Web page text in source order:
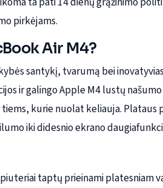
pirkėjams.
Air M4?
santykį, tvarumą bei
ir galingo Apple M4 lustų našumo
kurie nuolat keliauja. Plataus
iki didesnio ekrano
taptų prieinami platesniam